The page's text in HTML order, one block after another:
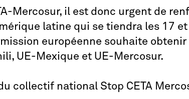
Mercosur, il est donc urgent de
latine qui se tiendra les 17
européenne souhaite obtenir
UE-Mexique et UE-Mercosur.
collectif national Stop CETA